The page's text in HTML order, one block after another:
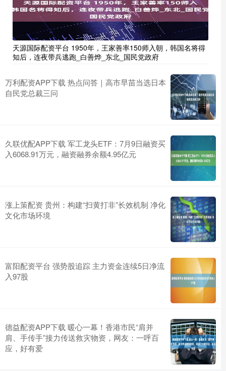
天源国际配资平台 1950年，王家善率150师入朝，韩国名将得
知后，连夜带兵逃跑_白善烨_东北_国民党政府
万利配资APP下载 热点问答｜高市早苗当选日本
自民党总裁三问
久联优配APP下载 军工龙头ETF：7月9日融资买
入6068.91万元，融资融券余额4.95亿元
涨上策配资 贵州：构建“扫黄打非”长效机制 净化
文化市场环境
富阳配资平台 强势股追踪 主力资金连续5日净流
入97股
德益配资APP下载 暖心一幕！香港市民“肩并
肩、手传手”接力传送救灾物资，网友：一呼百
应，好有爱